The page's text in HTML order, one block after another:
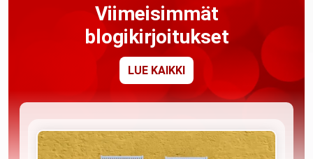
Viimeisimmät
blogikirjoitukset
LUE KAIKKI